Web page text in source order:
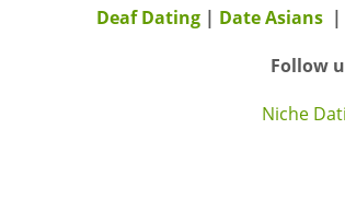
Deaf Dating| Date Asians|
Follow
Niche